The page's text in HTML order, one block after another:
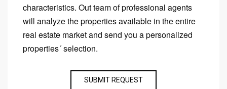
characteristics. Out team of professional agents
will analyze the properties available in the entire
real estate market and send you a personalized
properties´ selection.
SUBMIT REQUEST